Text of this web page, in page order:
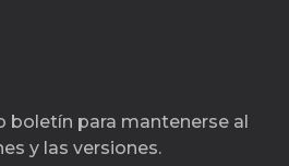
boletín para mantenerse al
y las versiones.